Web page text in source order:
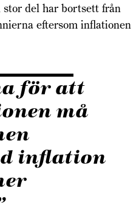
del har bortsett från
eftersom inflationen
för att
må
inflation